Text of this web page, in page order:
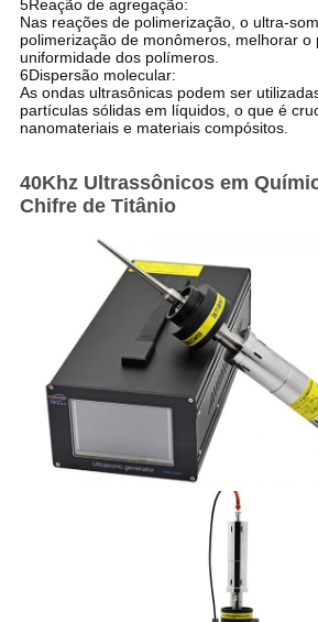
5Reação de agregação:
Nas reações de polimerização, o ultra-
polimerização de monômeros, melhorar o
uniformidade dos polímeros.
6Dispersão molecular:
As ondas ultrasônicas podem ser
partículas sólidas em líquidos, o que é
nanomateriais e materiais compósitos.
40Khz Ultrassônicos em
Chifre de Titânio